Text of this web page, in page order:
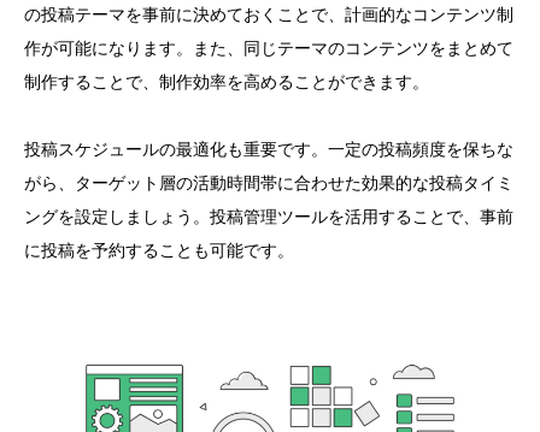
の投稿テーマを事前に決めておくことで、計画的なコンテンツ制
作が可能になります。また、同じテーマのコンテンツをまとめて
制作することで、制作効率を高めることができます。
投稿スケジュールの最適化も重要です。一定の投稿頻度を保ちな
がら、ターゲット層の活動時間帯に合わせた効果的な投稿タイミ
ングを設定しましょう。投稿管理ツールを活用することで、事前
に投稿を予約することも可能です。